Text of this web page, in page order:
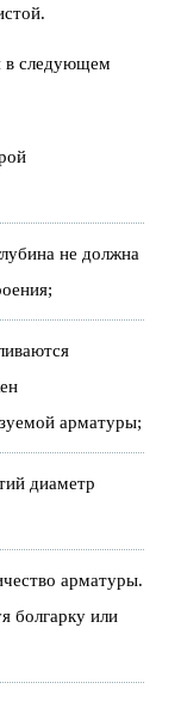
в следующем
не должна
арматуры;
диаметр
арматуры.
болгарку или